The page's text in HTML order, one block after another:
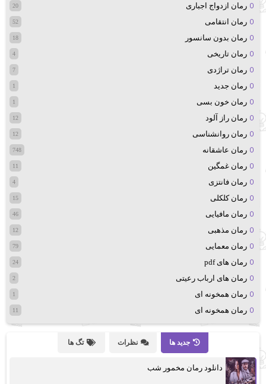
رمان ازدواج اجباری 20
رمان انتقامی 52
رمان بدون سانسور 18
رمان تاریخی 4
رمان تراژدی 7
رمان جدید 1
رمان خون بسی 1
رمان راز آلود 12
رمان روانشناسی 12
رمان عاشقانه 748
رمان غمگین 11
رمان فانتزی 4
رمان کلکلی 15
رمان مافیایی 46
رمان مذهبی 12
رمان معمایی 79
رمان های pdf 24
رمان های ارباب رعیتی 2
رمان همخونه ای 1
رمان همخونه ای 11
جدید ها نظرات تگ ها
دانلود رمان مخمور شب